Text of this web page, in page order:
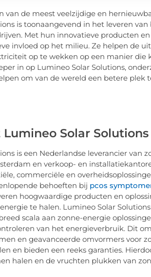
van de meest veelzijdige en
is toonaangevend in het leveren
Met hun innovatieve producten
invloed op het milieu. Ze helpen de
op te wekken op een manier
in op Lumineo Solar Solutions,
om van de wereld een betere plek
Solar Solutions
is een Nederlandse leverancier van
en verkoop- en
commerciële en
behoeften bij pcos
hoogwaardige producten en
te halen. Lumineo Solar
scala aan zonne-energie
van het energieverbruik. Dit
en geavanceerde omvormers voor
en bieden een reeks garanties.
halen en de vruchten plukken van